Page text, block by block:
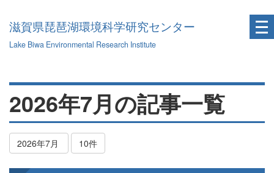
滋賀県琵琶湖環境科学研究センター
Lake Biwa Environmental Research Institute
2026年7月の記事一覧
2026年7月 10件